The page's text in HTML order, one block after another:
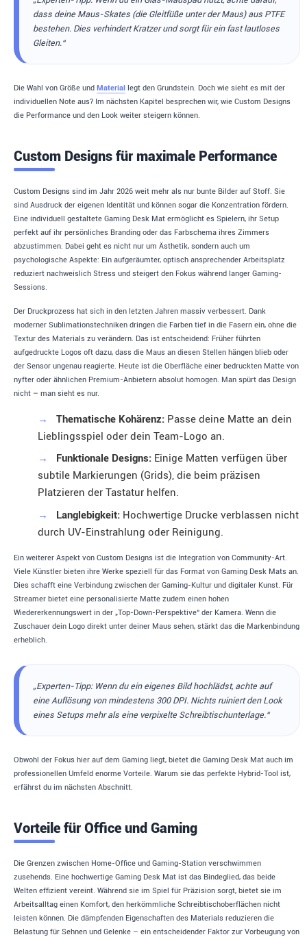
dass deine Maus-Skates (die Gleitfüße unter der Maus) aus PTFE
bestehen. Dies verhindert Kratzer und sorgt für ein fast lautloses
Gleiten.“
Die Wahl von Größe und Material legt den Grundstein. Doch wie sieht es mit der
individuellen Note aus? Im nächsten Kapitel besprechen wir, wie Custom Designs
die Performance und den Look weiter steigern können.
Custom Designs für maximale Performance
Custom Designs sind im Jahr 2026 weit mehr als nur bunte Bilder auf Stoff. Sie
sind Ausdruck der eigenen Identität und können sogar die Konzentration fördern.
Eine individuell gestaltete Gaming Desk Mat ermöglicht es Spielern, ihr Setup
perfekt auf ihr persönliches Branding oder das Farbschema ihres Zimmers
abzustimmen. Dabei geht es nicht nur um Ästhetik, sondern auch um
psychologische Aspekte: Ein aufgeräumter, optisch ansprechender Arbeitsplatz
reduziert nachweislich Stress und steigert den Fokus während langer Gaming-
Sessions.
Der Druckprozess hat sich in den letzten Jahren massiv verbessert. Dank
moderner Sublimationstechniken dringen die Farben tief in die Fasern ein, ohne die
Textur des Materials zu verändern. Das ist entscheidend: Früher führten
aufgedruckte Logos oft dazu, dass die Maus an diesen Stellen hängen blieb oder
der Sensor ungenau reagierte. Heute ist die Oberfläche einer bedruckten Matte von
nyfter oder ähnlichen Premium-Anbietern absolut homogen. Man spürt das Design
nicht – man sieht es nur.
→ Thematische Kohärenz:Passe deine Matte an dein
Lieblingsspiel oder dein Team-Logo an.
→
Funktionale Designs:Einige Matten verfügen über
subtile Markierungen (Grids), die beim präzisen
Platzieren der Tastatur helfen.
→
Langlebigkeit:Hochwertige Drucke verblassen nicht
durch UV-Einstrahlung oder Reinigung.
Ein weiterer Aspekt von Custom Designs ist die Integration von Community-Art.
Viele Künstler bieten ihre Werke speziell für das Format von Gaming Desk Mats an.
Dies schafft eine Verbindung zwischen der Gaming-Kultur und digitaler Kunst. Für
Streamer bietet eine personalisierte Matte zudem einen hohen
Wiedererkennungswert in der „Top-Down-Perspektive“ der Kamera. Wenn die
Zuschauer dein Logo direkt unter deiner Maus sehen, stärkt das die Markenbindung
erheblich.
„Experten-Tipp: Wenn du ein eigenes Bild hochlädst, achte auf
eine Auflösung von mindestens 300 DPI. Nichts ruiniert den Look
eines Setups mehr als eine verpixelte Schreibtischunterlage.“
Obwohl der Fokus hier auf dem Gaming liegt, bietet die Gaming Desk Mat auch im
professionellen Umfeld enorme Vorteile. Warum sie das perfekte Hybrid-Tool ist,
erfährst du im nächsten Abschnitt.
Vorteile für Office und Gaming
Die Grenzen zwischen Home-Office und Gaming-Station verschwimmen
zusehends. Eine hochwertige Gaming Desk Mat ist das Bindeglied, das beide
Welten effizient vereint. Während sie im Spiel für Präzision sorgt, bietet sie im
Arbeitsalltag einen Komfort, den herkömmliche Schreibtischoberflächen nicht
leisten können. Die dämpfenden Eigenschaften des Materials reduzieren die
Belastung für Sehnen und Gelenke – ein entscheidender Faktor zur Vorbeugung von